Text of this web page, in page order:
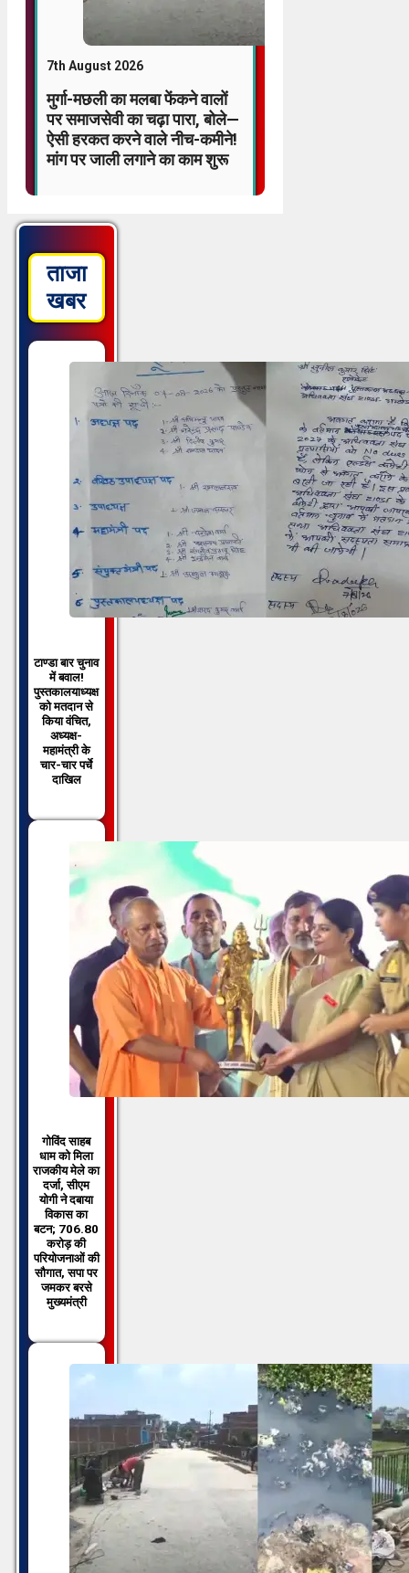
7th August 2026
मुर्गा-मछली का मलबा फेंकने वालों
पर समाजसेवी का चढ़ा पारा, बोले—
ऐसी हरकत करने वाले नीच-कमीने!
मांग पर जाली लगाने का काम शुरू
ताजा
खबर
टाण्डा बार चुनाव
में बवाल!
पुस्तकालयाध्यक्ष
को मतदान से
किया वंचित,
अध्यक्ष-
महामंत्री के
चार-चार पर्चे
दाखिल
गोविंद साहब
धाम को मिला
राजकीय मेले का
दर्जा, सीएम
योगी ने दबाया
विकास का
बटन; 706.80
करोड़ की
परियोजनाओं की
सौगात, सपा पर
जमकर बरसे
मुख्यमंत्री